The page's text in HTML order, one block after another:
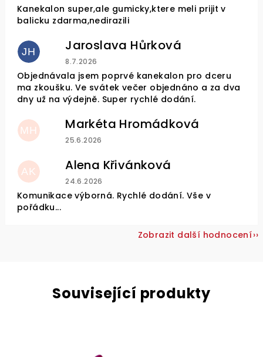
Kanekalon super,ale gumicky,ktere meli prijit v
balicku zdarma,nedirazili
JH Jaroslava Hůrková
Hodnocení obchodu je 5 z 5 hvězdiček.
8.7.2026
Objednávala jsem poprvé kanekalon pro dceru
ma zkoušku. Ve svátek večer objednáno a za dva
dny už na výdejně. Super rychlé dodání.
MH Markéta Hromádková
Hodnocení obchodu je 5 z 5 hvězdiček.
25.6.2026
AK Alena Křivánková
Hodnocení obchodu je 5 z 5 hvězdiček.
24.6.2026
Komunikace výborná. Rychlé dodání. Vše v
pořádku...
Zobrazit další hodnocení
Související produkty